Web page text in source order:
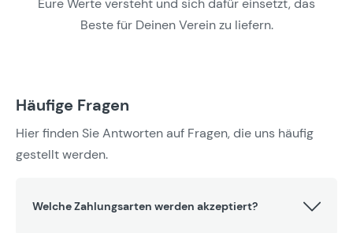
Eure Werte versteht und sich dafür einsetzt, das
Beste für Deinen Verein zu liefern.
Häufige Fragen
Hier finden Sie Antworten auf Fragen, die uns häufig
gestellt werden.
Welche Zahlungsarten werden akzeptiert?